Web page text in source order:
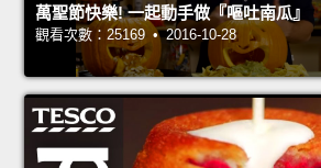
萬聖節快樂! 一起動手做『嘔吐南瓜』
觀看次數：25169 • 2016-10-28